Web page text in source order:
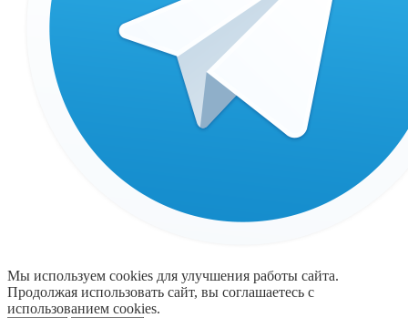
Мы используем cookies для улучшения работы сайта.
Продолжая использовать сайт, вы соглашаетесь с
использованием cookies.